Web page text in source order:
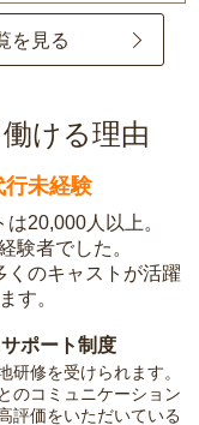
を見る
ける理由
行未経験
20,000人以上。
験者でした。
くのキャストが活躍
す。
ポート制度
研修を受けられます。
のコミュニケーション
評価をいただいている